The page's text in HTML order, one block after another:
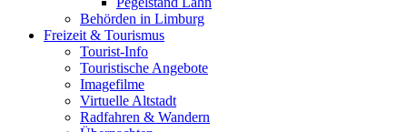
Behörden in Limburg
Freizeit & Tourismus
Tourist-Info
Touristische Angebote
Imagefilme
Virtuelle Altstadt
Radfahren & Wandern